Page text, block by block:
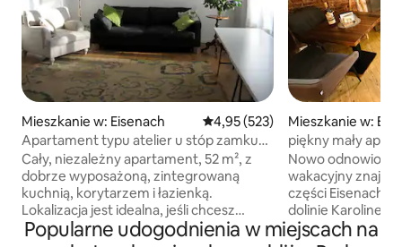
Mieszkanie w: Eisenach Średnia ocena: 4,95 na 5, liczba
4,95 (523)
Apartament typu atelier u stóp zamku
Wartburg
Cały, niezależny apartament, 52 m², z
dobrze wyposażoną, zintegrowaną
kuchnią, korytarzem i łazienką.
Lokalizacja jest idealna, jeśli chcesz
zwiedzić Eisenach, Wartburg lub wybrać
Mieszkanie w:
piękny mały
łazienka/Wifi FREE
Nowo
wakacyjny
części Eisenach,
dolinie
można dotrzeć w
Popularne udogodnienia w miejscach na